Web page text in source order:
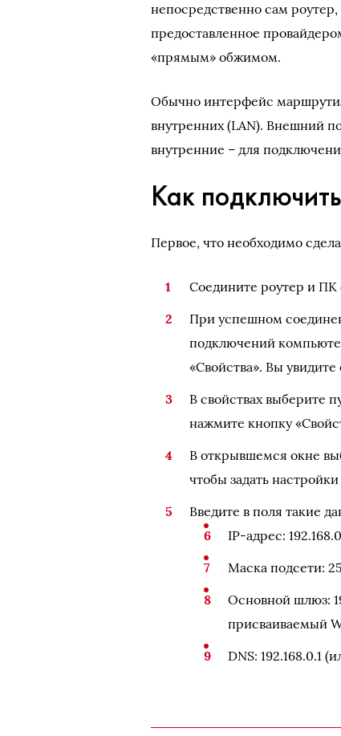
непосредственно сам
предоставленное
«прямым» обжимом.
Обычно интерфейс
внутренних (LAN). Внешний
внутренние – для
Как
Первое, что необходимо
Соедините роутер и ПК
При успешном
подключений
«Свойства». Вы
В свойствах выберите
нажмите кнопку
В открывшемся окне
чтобы задать
Введите в поля такие
IP-адрес:
Маска подсети:
Основной шлюз:
присваиваемый
DNS: 192.168.0.1